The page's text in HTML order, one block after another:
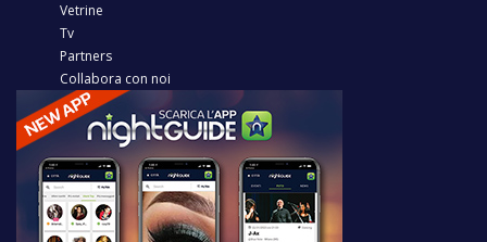
Vetrine
Tv
Partners
Collabora con noi